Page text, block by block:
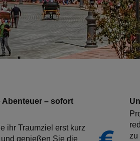
Abenteuer – sofort
ihr Traumziel erst kurz
genießen Sie die
zu